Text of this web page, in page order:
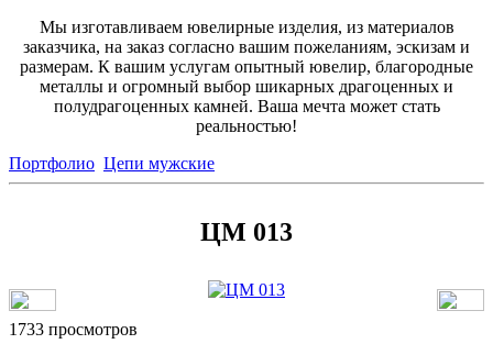
Мы изготавливаем ювелирные изделия, из материалов
заказчика, на заказ согласно вашим пожеланиям, эскизам и
размерам. К вашим услугам опытный ювелир, благородные
металлы и огромный выбор шикарных драгоценных и
полудрагоценных камней. Ваша мечта может стать
реальностью!
Портфолио Цепи мужские
ЦМ 013
1733 просмотров